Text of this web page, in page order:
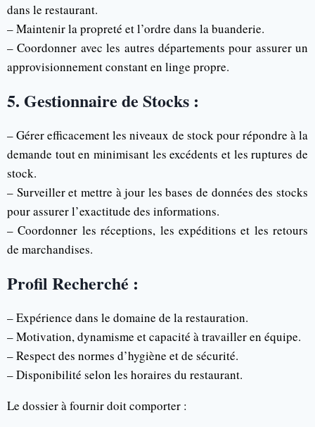
dans le restaurant.
– Maintenir la propreté et l’ordre dans la buanderie.
– Coordonner avec les autres départements pour assurer un
approvisionnement constant en linge propre.
5. Gestionnaire de Stocks :
– Gérer efficacement les niveaux de stock pour répondre à la
demande tout en minimisant les excédents et les ruptures de
stock.
– Surveiller et mettre à jour les bases de données des stocks
pour assurer l’exactitude des informations.
– Coordonner les réceptions, les expéditions et les retours
de marchandises.
Profil Recherché :
– Expérience dans le domaine de la restauration.
– Motivation, dynamisme et capacité à travailler en équipe.
– Respect des normes d’hygiène et de sécurité.
– Disponibilité selon les horaires du restaurant.
Le dossier à fournir doit comporter :